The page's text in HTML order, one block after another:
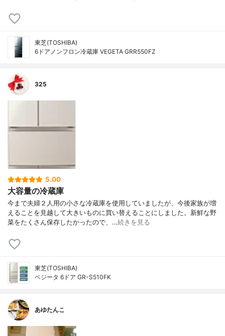
東芝(TOSHIBA)
6ドアノンフロン冷蔵庫 VEGETA GRR550FZ
325
5.00
大容量の冷蔵庫
今まで夫婦２人用の小さな冷蔵庫を使用していましたが、今後家族が増
えることを見越して大きいものに買い替えることにしました。新鮮な野
菜をたくさん保存したかったので、…続きを見る
東芝(TOSHIBA)
ベジータ 6ドア GR-S510FK
あゆたんこ